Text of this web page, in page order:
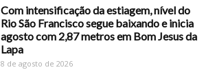
Com intensificação da estiagem, nível do
Rio São Francisco segue baixando e inicia
agosto com 2,87 metros em Bom Jesus da
Lapa
8 de agosto de 2026